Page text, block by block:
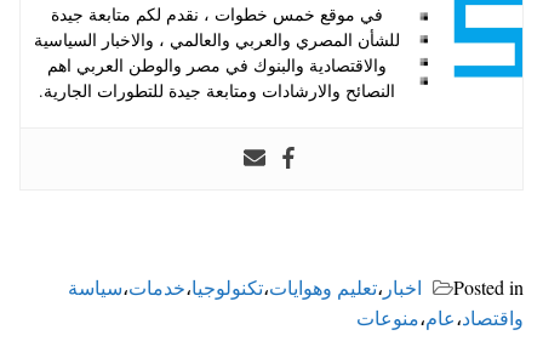
في موقع خمس خطوات ، نقدم لكم متابعة جيدة
للشأن المصري والعربي والعالمي ، والاخبار السياسية
والاقتصادية والبنوك في مصر والوطن العربي اهم
النصائح والارشادات ومتابعة جيدة للتطورات الجارية.
Posted in اخبار ،تعليم وهوايات،تكنولوجيا،خدمات،سياسة
واقتصاد،عام،منوعات